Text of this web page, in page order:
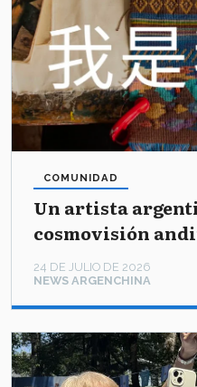
Un artista
cosmovisión
NEWS ARGENCHINA
COMUNIDAD
24 DE JULIO DE 2026